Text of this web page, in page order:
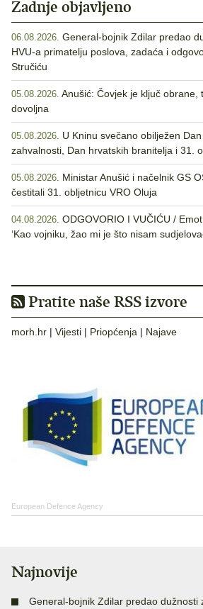
Zadnje objavljeno
06.08.2026. General-bojnik Zdilar predao
HVU-a primatelju poslova, zadaća i
Stručiću
05.08.2026. Anušić: Čovjek je ključ obrane,
dovoljna
05.08.2026. U Kninu svečano obilježen
zahvalnosti, Dan hrvatskih branitelja i 31.
05.08.2026. Ministar Anušić i načelnik GS
čestitali 31. obljetnicu VRO Oluja
04.08.2026. ODGOVORIO I VUČIĆU /
‘Kao vojniku, žao mi je što nisam
Pratite naše RSS izvore
morh.hr | Vijesti | Priopćenja | Najave
European Defence Agency
Najnovije
General-bojnik Zdilar predao dužnosti